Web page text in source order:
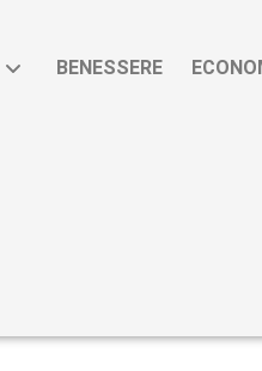
BENESSERE